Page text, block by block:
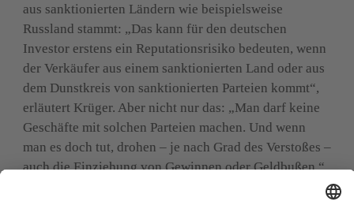
aus sanktionierten Ländern wie beispielsweise
Russland stammt: „Das kann für den deutschen
Investor erstens ein Reputationsrisiko bedeuten, wenn
der Verkäufer aus einem sanktionierten Land oder aus
dem Dunstkreis von sanktionierten Parteien kommt“,
erläutert Krüger. Aber nicht nur das: „Man darf keine
Geschäfte mit solchen Parteien machen. Und wenn
man es doch tut, drohen – je nach Grad des Verstoßes –
auch die Einziehung von Gewinnen oder Geldbußen.“